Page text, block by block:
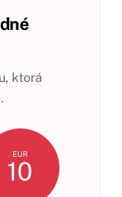
ktorá
EUR
10